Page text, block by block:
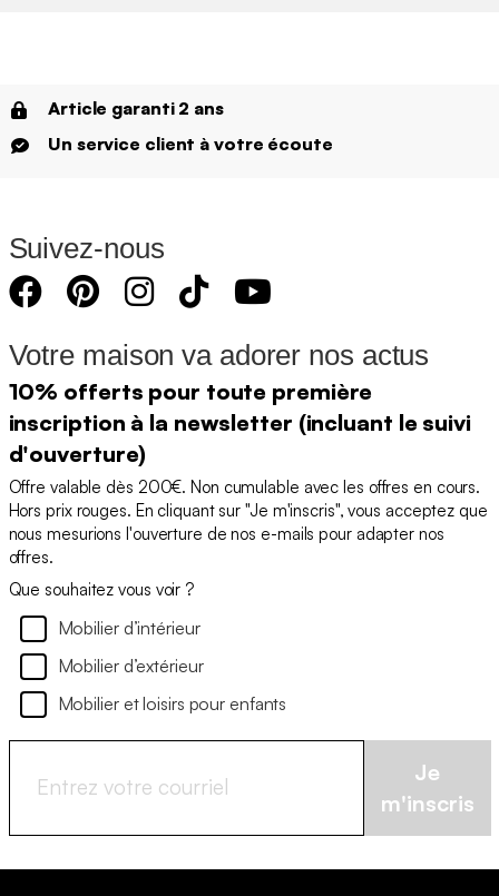
Article garanti 2 ans
Un service client à votre écoute
Suivez-nous
Votre maison va adorer nos actus
10% offerts pour toute première
inscription à la newsletter (incluant le suivi
d'ouverture)
Offre valable dès 200€. Non cumulable avec les offres en cours.
Hors prix rouges. En cliquant sur "Je m'inscris", vous acceptez que
nous mesurions l'ouverture de nos e-mails pour adapter nos
offres.
Que souhaitez vous voir ?
Mobilier d’intérieur
Mobilier d’extérieur
Mobilier et loisirs pour enfants
Je
m'inscris